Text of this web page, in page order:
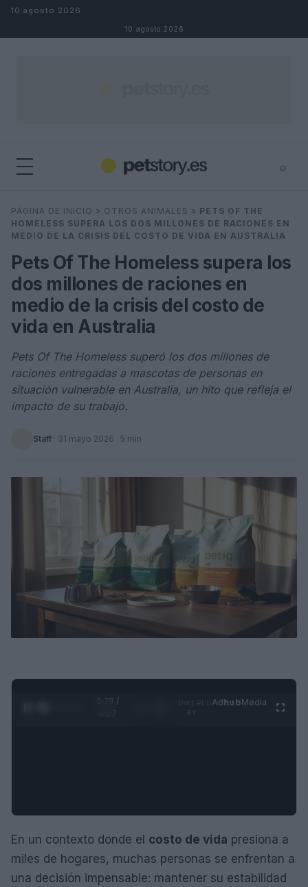
Saltar al contenido
10 agosto 2026
10 agosto 2026
⌕
Buscar ⌕
PÁGINA DE INICIO » OTROS ANIMALES » PETS OF THE
HOMELESS SUPERA LOS DOS MILLONES DE RACIONES EN
MEDIO DE LA CRISIS DEL COSTO DE VIDA EN AUSTRALIA
Pets Of The Homeless supera los
dos millones de raciones en
medio de la crisis del costo de
vida en Australia
Pets Of The Homeless superó los dos millones de
raciones entregadas a mascotas de personas en
situación vulnerable en Australia, un hito que refleja el
impacto de su trabajo.
Staff · 31 mayo 2026 · 5 min
0:29 /
AdhubMedia
En un contexto donde el costo de vida presiona a
miles de hogares, muchas personas se enfrentan a
una decisión impensable: mantener su estabilidad